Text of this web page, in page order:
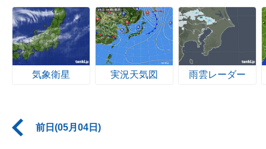
気象衛星 実況天気図 雨雲レーダー
前日(05月04日)